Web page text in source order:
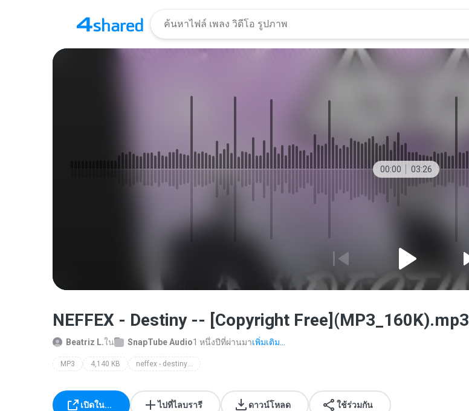
00:00 03:26
NEFFEX - Destiny -- [Copyright Free](MP3_160K).mp3
Beatriz L.ใน SnapTube Audio1 หนึ่งปีที่ผ่านมาเพิ่มเติม...
MP3 4,140 KB neffex - destiny 🙌 [copyright free]
เปิดใน... ไปที่ไลบรารี ดาวน์โหลด ใช้ร่วมกัน